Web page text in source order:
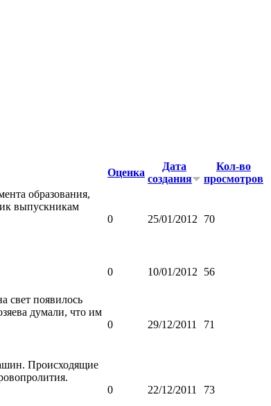
Оценка
Дата
создания
Кол-во
просмотров
образования,
выпускникам
0 25/01/2012 70
0 10/01/2012 56
свет появилось
думали, что им
0 29/12/2011 71
Происходящие
0 22/12/2011 73